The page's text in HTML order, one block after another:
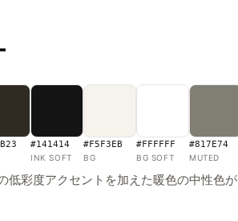
#141414
INK SOFT
#F5F3EB
BG
#FFFFFF
BG SOFT
#817E74
MUTED
低彩度アクセントを加えた暖色の中性色